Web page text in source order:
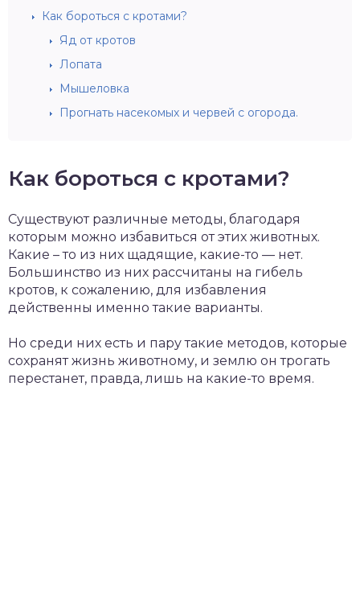
Как бороться с кротами?
Яд от кротов
Лопата
Мышеловка
Прогнать насекомых и червей с огорода.
Как бороться с кротами?
Существуют различные методы, благодаря
которым можно избавиться от этих животных.
Какие – то из них щадящие, какие-то — нет.
Большинство из них рассчитаны на гибель
кротов, к сожалению, для избавления
действенны именно такие варианты.
Но среди них есть и пару такие методов, которые
сохранят жизнь животному, и землю он трогать
перестанет, правда, лишь на какие-то время.